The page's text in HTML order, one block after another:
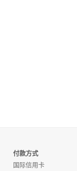
付款方式
国际信用卡